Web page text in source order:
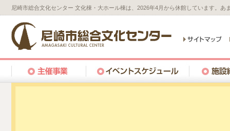
尼崎市総合文化センター 文化棟・大ホール棟は、2026年4月から休館しています。